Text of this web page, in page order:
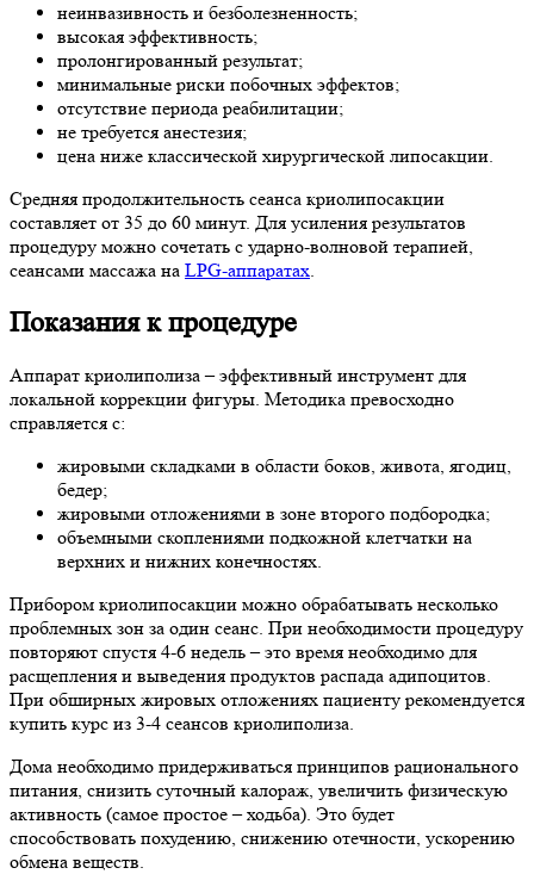
неинвазивность и безболезненность;
высокая эффективность;
пролонгированный результат;
минимальные риски побочных эффектов;
отсутствие периода реабилитации;
не требуется анестезия;
цена ниже классической хирургической липосакции.
Средняя продолжительность сеанса криолипосакции
составляет от 35 до 60 минут. Для усиления результатов
процедуру можно сочетать с ударно-волновой терапией,
сеансами массажа на LPG-аппаратах.
Показания к процедуре
Аппарат криолиполиза – эффективный инструмент для
локальной коррекции фигуры. Методика превосходно
справляется с:
жировыми складками в области боков, живота, ягодиц,
бедер;
жировыми отложениями в зоне второго подбородка;
объемными скоплениями подкожной клетчатки на
верхних и нижних конечностях.
Прибором криолипосакции можно обрабатывать несколько
проблемных зон за один сеанс. При необходимости процедуру
повторяют спустя 4-6 недель – это время необходимо для
расщепления и выведения продуктов распада адипоцитов.
При обширных жировых отложениях пациенту рекомендуется
купить курс из 3-4 сеансов криолиполиза.
Дома необходимо придерживаться принципов рационального
питания, снизить суточный калораж, увеличить физическую
активность (самое простое – ходьба). Это будет
способствовать похудению, снижению отечности, ускорению
обмена веществ.